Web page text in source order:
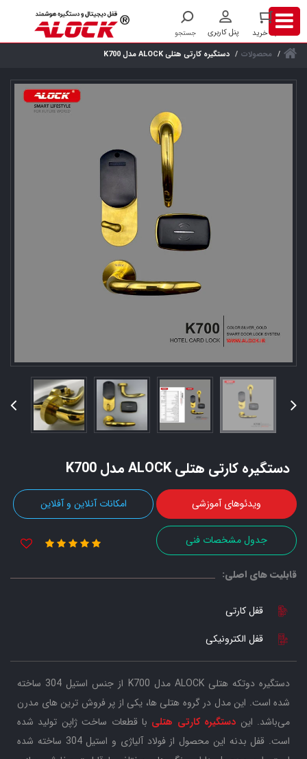
محصولات دستگیره کارتی هتلی ALOCK مدل K700
دستگیره کارتی هتلی ALOCK مدل K700
ویدئوهای آموزشی امکانات آنلاین و آفلاین
جدول مشخصات فنی
قابلیت های اصلی:
قفل کارتی
قفل الکترونیکی
دستگیره دوتکه هتلی ALOCK مدل K700 از جنس استیل 304 ساخته
شده است. این مدل در گروه هتلی ها، یکی از پر فروش ترین های مدرن
می‌باشد. این دستگیره کارتی هتلی با قطعات ساخت ژاپن تولید شده
است. قفل بدنه این محصول از فولاد آلیاژی و استیل 304 ساخته شده